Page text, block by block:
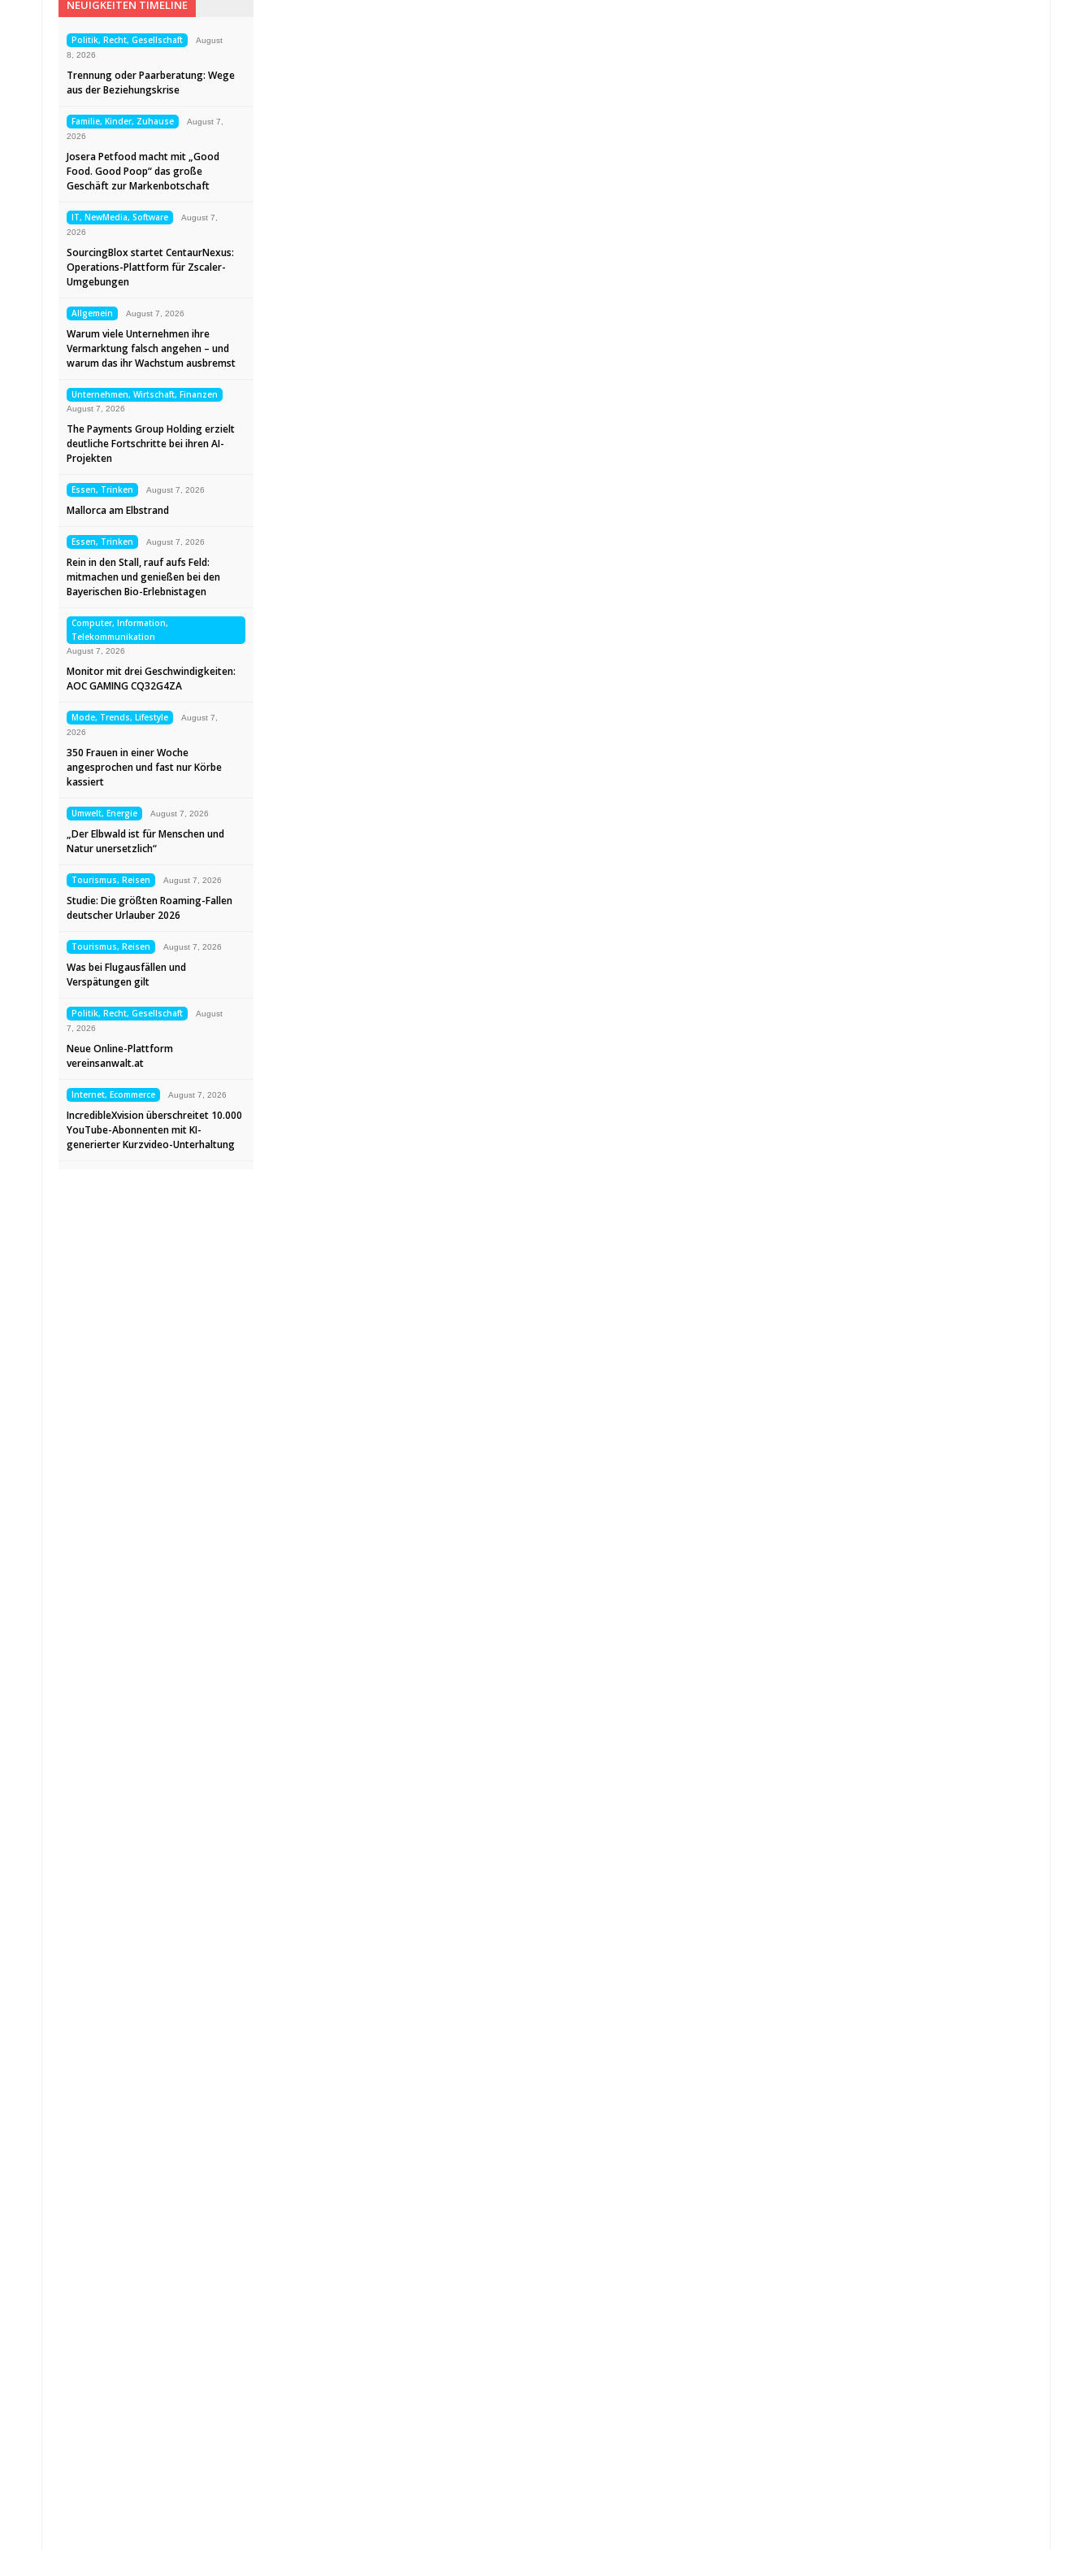
NEUIGKEITEN TIMELINE
Politik, Recht, Gesellschaft
August
8, 2026
Trennung oder Paarberatung: Wege
aus der Beziehungskrise
Familie, Kinder, Zuhause
August 7,
2026
Josera Petfood macht mit „Good
Food. Good Poop“ das große
Geschäft zur Markenbotschaft
IT, NewMedia, Software
August 7,
2026
SourcingBlox startet CentaurNexus:
Operations-Plattform für Zscaler-
Umgebungen
Allgemein August 7, 2026
Warum viele Unternehmen ihre
Vermarktung falsch angehen – und
warum das ihr Wachstum ausbremst
Unternehmen, Wirtschaft, Finanzen
August 7, 2026
The Payments Group Holding erzielt
deutliche Fortschritte bei ihren AI-
Projekten
Essen, Trinken August 7, 2026
Mallorca am Elbstrand
Essen, Trinken August 7, 2026
Rein in den Stall, rauf aufs Feld:
mitmachen und genießen bei den
Bayerischen Bio-Erlebnistagen
Computer, Information,
Telekommunikation
August 7, 2026
Monitor mit drei Geschwindigkeiten:
AOC GAMING CQ32G4ZA
Mode, Trends, Lifestyle
August 7,
2026
350 Frauen in einer Woche
angesprochen und fast nur Körbe
kassiert
Umwelt, Energie August 7, 2026
„Der Elbwald ist für Menschen und
Natur unersetzlich“
Tourismus, Reisen August 7, 2026
Studie: Die größten Roaming-Fallen
deutscher Urlauber 2026
Tourismus, Reisen August 7, 2026
Was bei Flugausfällen und
Verspätungen gilt
Politik, Recht, Gesellschaft
August
7, 2026
Neue Online-Plattform
vereinsanwalt.at
Internet, Ecommerce August 7, 2026
IncredibleXvision überschreitet 10.000
YouTube-Abonnenten mit KI-
generierter Kurzvideo-Unterhaltung